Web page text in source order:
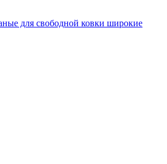
для свободной ковки широкие